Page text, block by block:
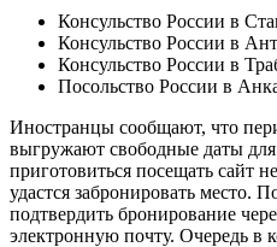
Консульство России в
Консульство России в
Консульство России в
Посольство России в
Иностранцы сообщают, что
выгружают свободные даты
приготовиться посещать сайт
удастся забронировать место.
подтвердить бронирование
электронную почту. Очередь в